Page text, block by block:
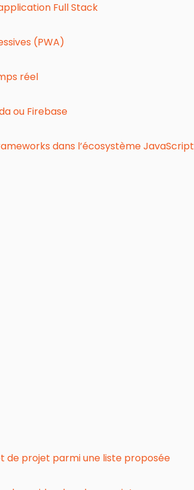
Full Stack
(PWA)
réel
ou Firebase
dans l’écosystème JavaScript
de projet parmi une liste proposée